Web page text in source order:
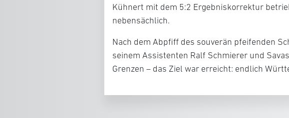
Kühnert mit dem 5:2 Ergebniskorrektur
nebensächlich.
Nach dem Abpfiff des souverän pfeifenden
seinem Assistenten Ralf Schmierer und
Grenzen – das Ziel war erreicht: endlich